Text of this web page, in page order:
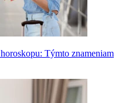
Týmto znameniam